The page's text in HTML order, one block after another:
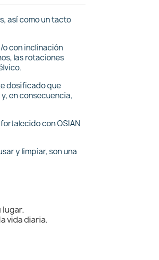
así como un tacto
o con inclinación
las rotaciones
dosificado que
en consecuencia,
con OSIAN
y limpiar, son una
vida diaria.